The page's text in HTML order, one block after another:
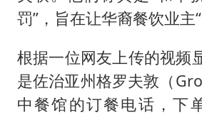
罚”，旨在让华裔餐饮业主“
根据一位网友上传的视频
是佐治亚州格罗夫敦（
中餐馆的订餐电话，下